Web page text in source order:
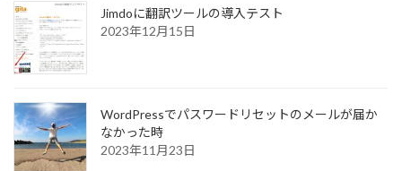
Jimdoに翻訳ツールの導入テスト
2023年12月15日
WordPressでパスワードリセットのメールが届か
なかった時
2023年11月23日